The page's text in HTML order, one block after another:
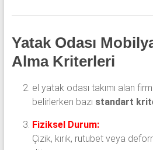
Yatak Odası
Alma Kriterleri
el yatak odası takımı alan
belirlerken bazı standart
Fiziksel Durum:
Çizik, kırık, rutubet veya